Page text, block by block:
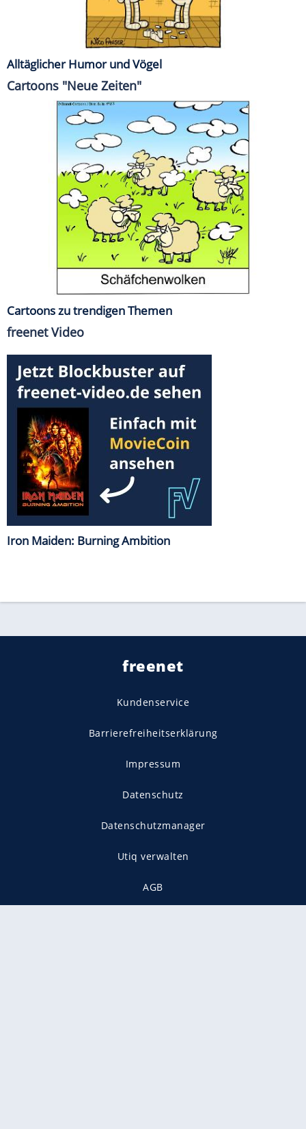
Alltäglicher Humor und Vögel
Cartoons "Neue Zeiten"
Cartoons zu trendigen Themen
freenet Video
Iron Maiden: Burning Ambition
freenet
Kundenservice
Barrierefreiheitserklärung
Impressum
Datenschutz
Datenschutzmanager
Utiq verwalten
AGB